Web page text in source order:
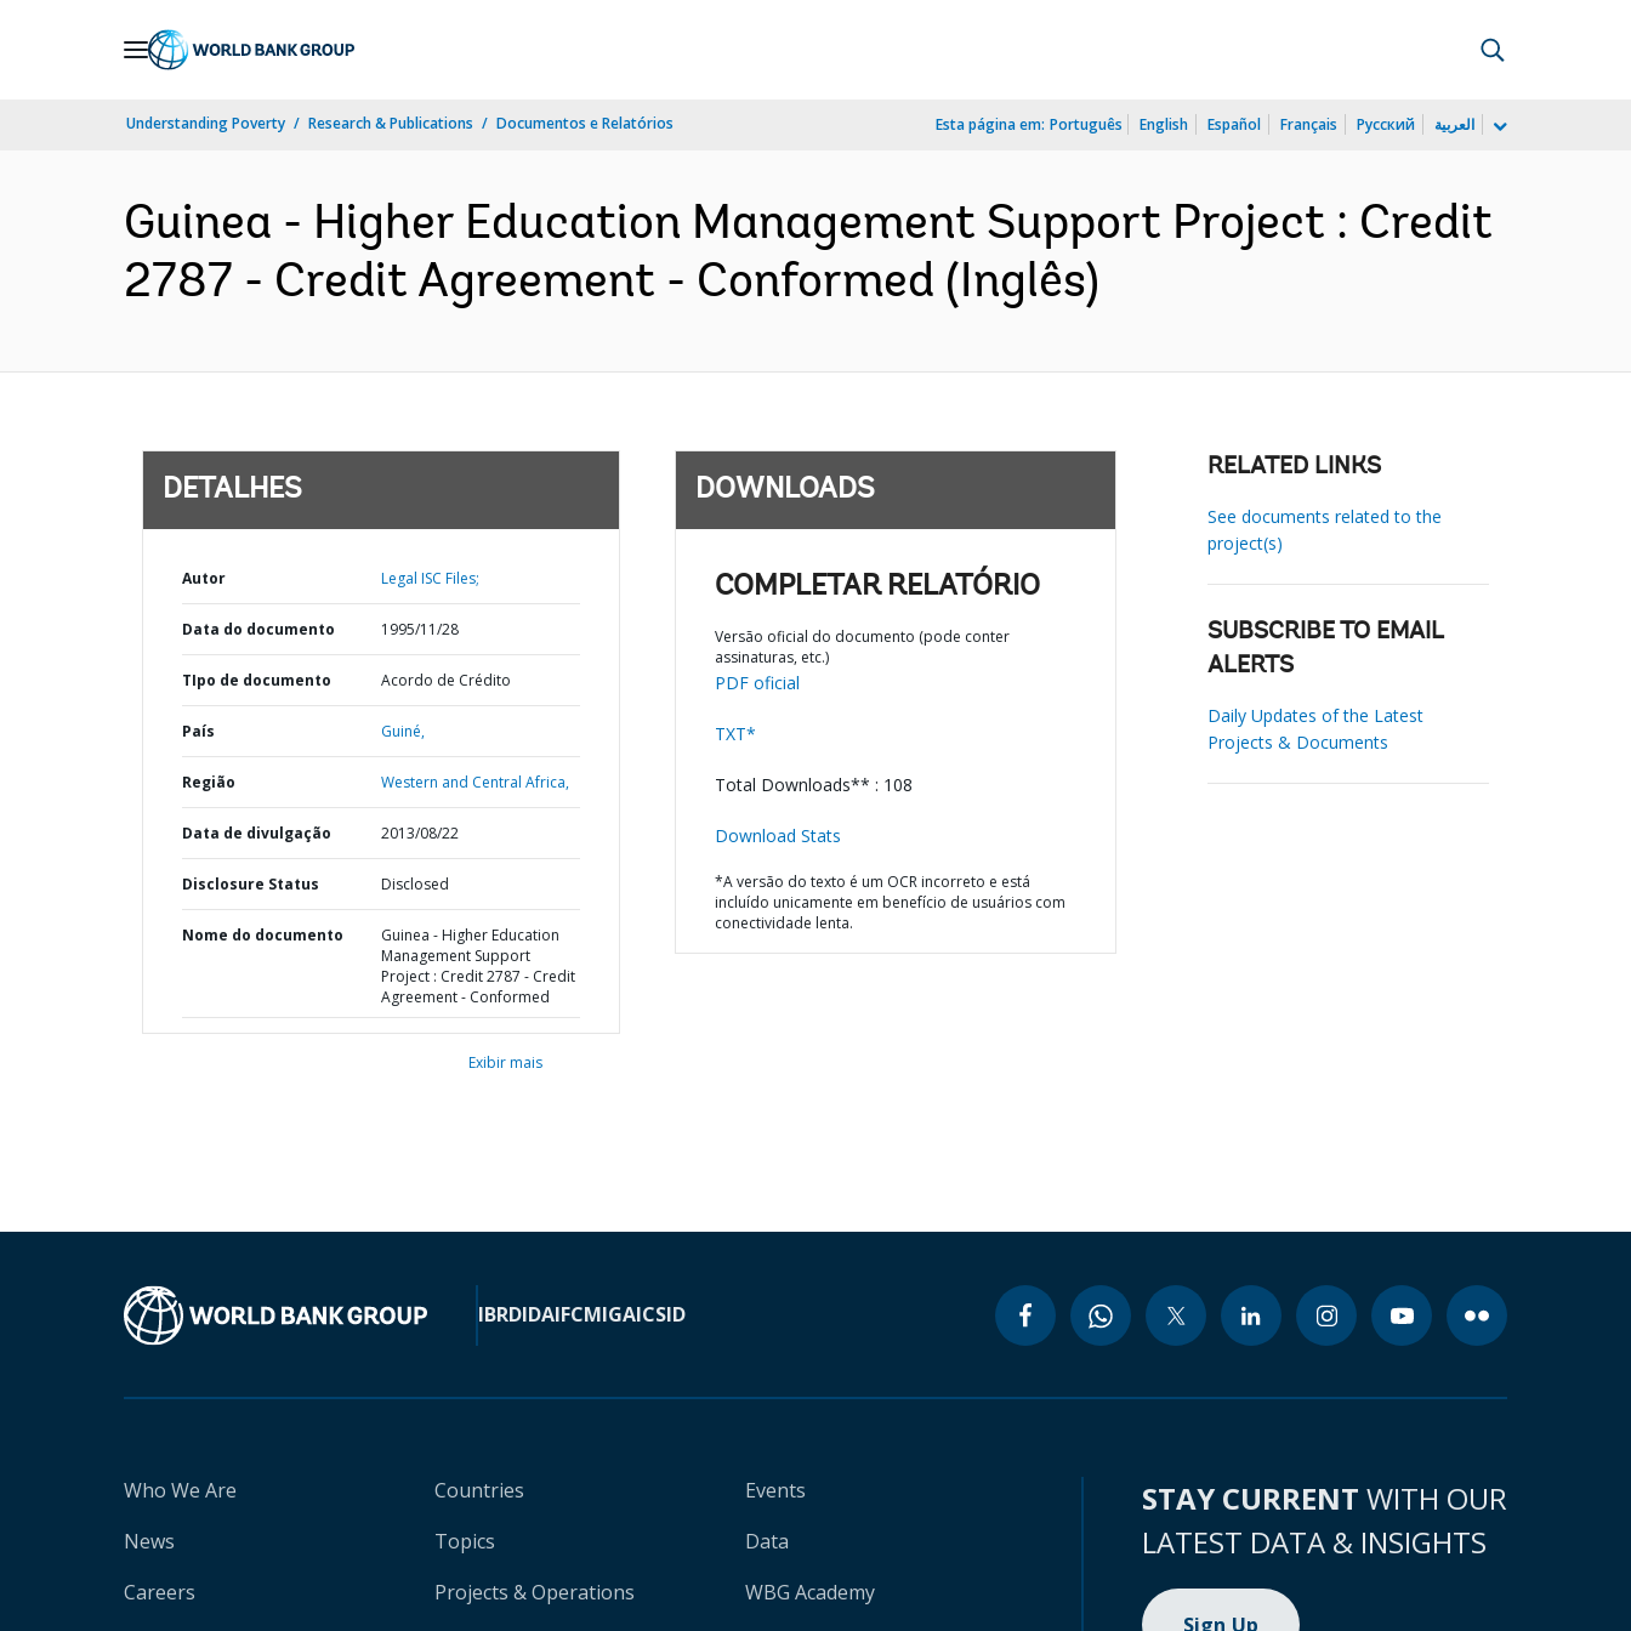
Understanding Poverty Research & Publications Documentos e Relatórios Esta página em: Português English Español Français Русский العربية
Guinea - Higher Education Management Support Project : Credit
2787 - Credit Agreement - Conformed (Inglês)
DETALHES
Autor Legal ISC Files;
Data do documento 1995/11/28
TIpo de documento Acordo de Crédito
País Guiné,
Região Western and Central Africa,
Data de divulgação 2013/08/22
Disclosure Status Disclosed
Nome do documento
Guinea - Higher Education
Management Support
Project : Credit 2787 - Credit
Agreement - Conformed
Exibir mais
DOWNLOADS
COMPLETAR RELATÓRIO
Versão oficial do documento (pode conter
assinaturas, etc.)
PDF oficial
TXT*
Total Downloads** : 108
Download Stats
*A versão do texto é um OCR incorreto e está
incluído unicamente em benefício de usuários com
conectividade lenta.
RELATED LINKS
See documents related to the
project(s)
SUBSCRIBE TO EMAIL
ALERTS
Daily Updates of the Latest
Projects & Documents
IBRDIDAIFCMIGAICSID
Who We Are
News
Careers
Countries
Topics
Projects & Operations
Events
Data
WBG Academy
STAY CURRENT WITH OUR
LATEST DATA & INSIGHTS
Sign Up